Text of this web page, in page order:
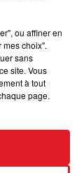
servait
ou affiner en
choix".
sans
site. Vous
à tout
page.